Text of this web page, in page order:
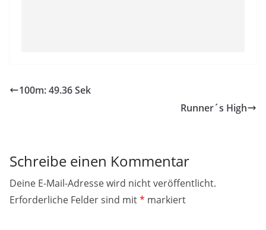
100m: 49.36 Sek
Runner´s High
Schreibe einen Kommentar
Deine E-Mail-Adresse wird nicht veröffentlicht.
Erforderliche Felder sind mit* markiert